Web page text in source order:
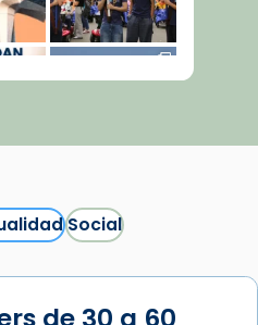
Social
de 30 a 60